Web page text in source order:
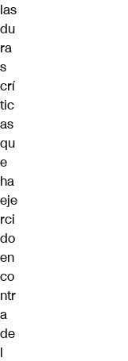
las
du
ra
s
crí
tic
as
qu
e
ha
eje
rci
do
en
co
ntr
a
de
l